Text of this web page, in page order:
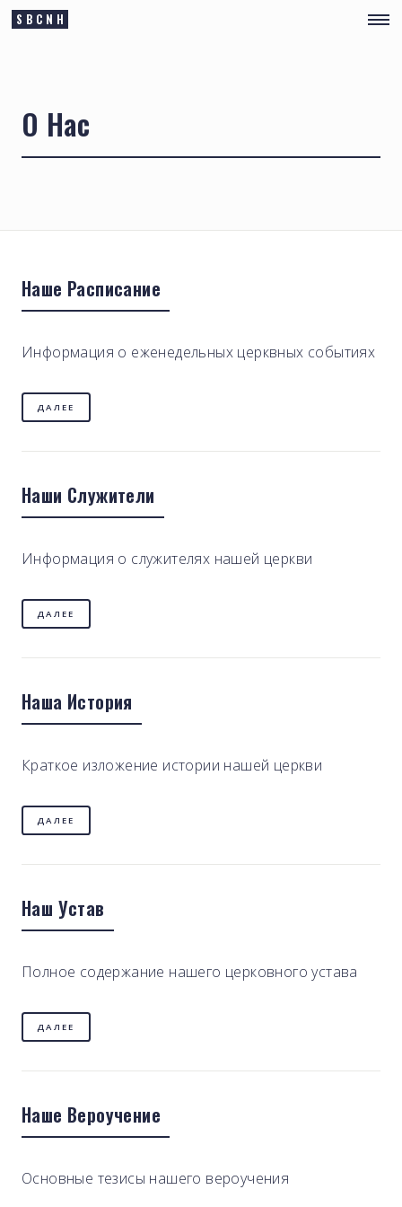
SBCNH
О Нас
Наше Расписание
Информация о еженедельных церквных событиях
ДАЛЕЕ
Наши Служители
Информация о служителях нашей церкви
ДАЛЕЕ
Наша История
Краткое изложение истории нашей церкви
ДАЛЕЕ
Наш Устав
Полное содержание нашего церковного устава
ДАЛЕЕ
Наше Вероучение
Основные тезисы нашего вероучения